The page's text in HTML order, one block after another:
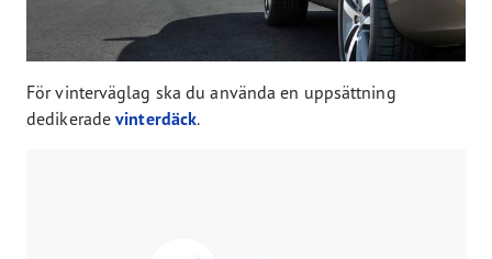
För vinterväglag ska du använda en uppsättning
dedikeradevinterdäck.